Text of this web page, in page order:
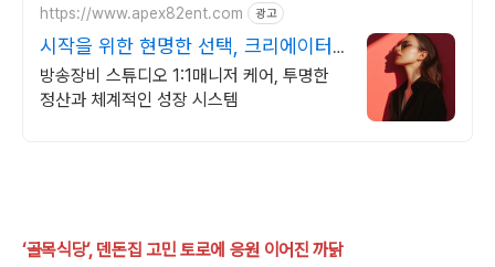
https://www.apex82ent.com 광고
시작을 위한 현명한 선택, 크리에이터,
BJ 상시 모집
방송장비 스튜디오 1:1매니저 케어, 투명한
정산과 체계적인 성장 시스템
‘골목식당’, 덴돈집 고민 토로에 응원 이어진 까닭